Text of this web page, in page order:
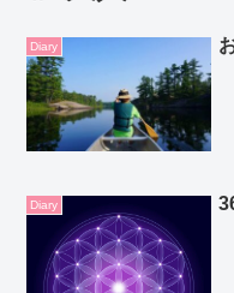
Diary
Diary